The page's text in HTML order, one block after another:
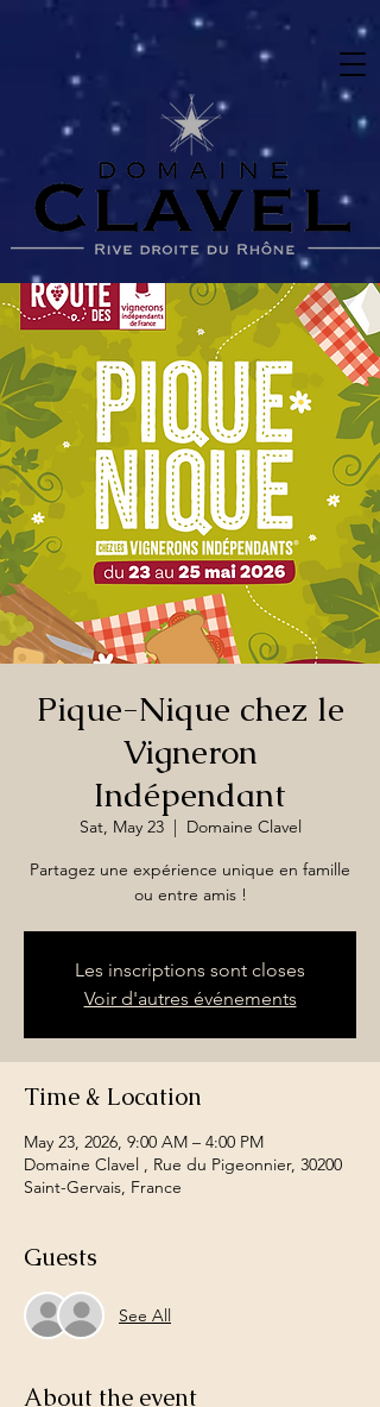
Pique-Nique chez le
Vigneron
Indépendant
Sat, May 23
  |
Domaine Clavel
Partagez une expérience unique en famille
ou entre amis !
Les inscriptions sont closes
Voir d'autres événements
Time & Location
May 23, 2026, 9:00 AM – 4:00 PM
Domaine Clavel , Rue du Pigeonnier, 30200
Saint-Gervais, France
Guests
See All
About the event